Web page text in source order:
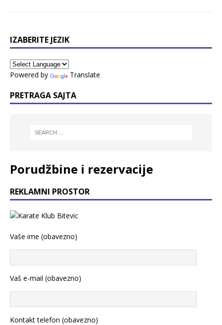
IZABERITE JEZIK
Powered by Translate
PRETRAGA SAJTA
Porudžbine i rezervacije
REKLAMNI PROSTOR
Vaše ime (obavezno)
Vaš e-mail (obavezno)
Kontakt telefon (obavezno)